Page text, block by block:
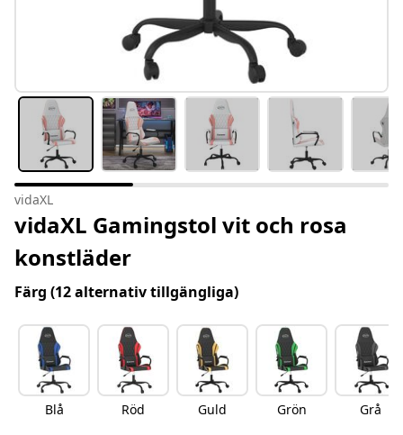
vidaXL
vidaXL Gamingstol vit och rosa
konstläder
Färg (12 alternativ tillgängliga)
Blå Röd Guld Grön Grå